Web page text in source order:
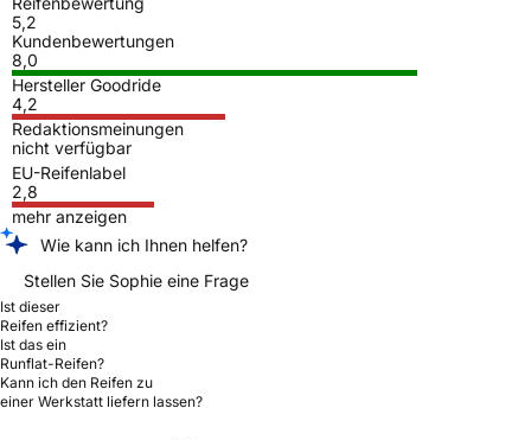
5,2
Kundenbewertungen
8,0
Hersteller Goodride
4,2
Redaktionsmeinungen
nicht verfügbar
EU-Reifenlabel
2,8
mehr anzeigen
Wie kann ich Ihnen helfen?
Stellen Sie Sophie eine Frage
Ist dieser
Reifen effizient?
Ist das ein
Runflat-Reifen?
Kann ich den Reifen zu
einer Werkstatt liefern lassen?